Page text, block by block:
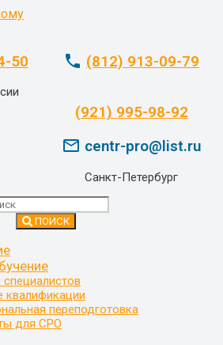
50 phone (812) 913-09-79
(921) 995-98-92
mail_outline centr-pro@list.ru
Санкт-Петербург
ПОИСК
специалистов
переподготовка
для СРО